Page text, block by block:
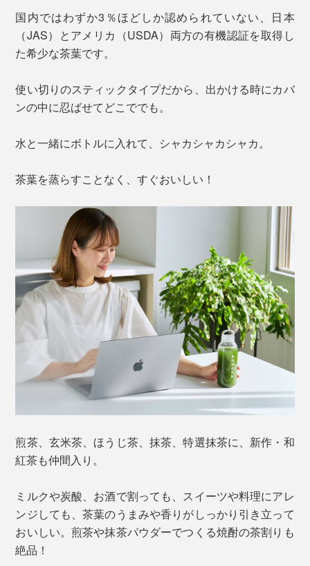
国内ではわずか3％ほどしか認められていない、日本
（JAS）とアメリカ（USDA）両方の有機認証を取得し
た希少な茶葉です。
使い切りのスティックタイプだから、出かける時にカバ
ンの中に忍ばせてどこででも。
水と一緒にボトルに入れて、シャカシャカシャカ。
茶葉を蒸らすことなく、すぐおいしい！
煎茶、玄米茶、ほうじ茶、抹茶、特選抹茶に、新作・和
紅茶も仲間入り。
ミルクや炭酸、お酒で割っても、スイーツや料理にアレ
ンジしても、茶葉のうまみや香りがしっかり引き立って
おいしい。煎茶や抹茶パウダーでつくる焼酎の茶割りも
絶品！